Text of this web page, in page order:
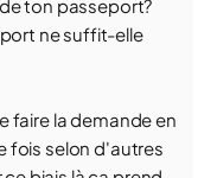
ton passeport?
ne suffit-elle
faire la demande en
fois selon d'autres